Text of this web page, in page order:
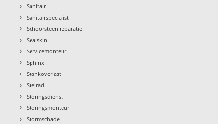
› Sanitair
› Sanitairspecialist
› Schoorsteen reparatie
› Sealskin
› Servicemonteur
› Sphinx
› Stankoverlast
› Stelrad
› Storingsdienst
› Storingsmonteur
› Stormschade